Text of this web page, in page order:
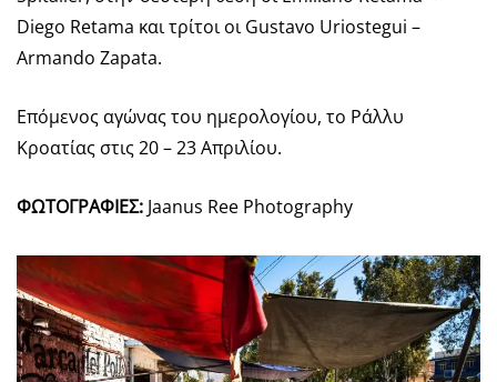
Diego Retama και τρίτοι οι Gustavo Uriostegui –
Armando Zapata.
Επόμενος αγώνας του ημερολογίου, το Ράλλυ
Κροατίας στις 20 – 23 Απριλίου.
ΦΩΤΟΓΡΑΦΙΕΣ: Jaanus Ree Photography